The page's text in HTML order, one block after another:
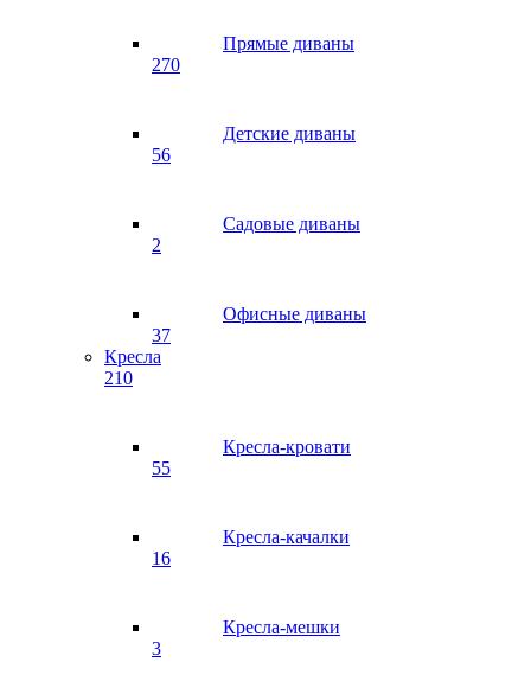
Прямые диваны
270
Детские диваны
56
Садовые диваны
2
Офисные диваны
37
Кресла
210
Кресла-кровати
55
Кресла-качалки
16
Кресла-мешки
3